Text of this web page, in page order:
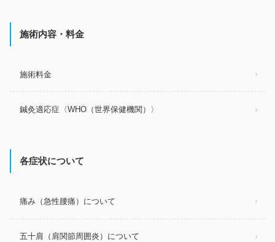
施術内容・料金
施術料金
鍼灸適応症〈WHO（世界保健機関）〉
各症状について
痛み（急性腰痛）について
五十肩（肩関節周囲炎）について